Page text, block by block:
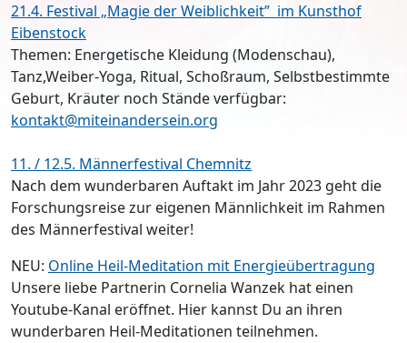
21.4. Festival „Magie der Weiblichkeit” im Kunsthof
Eibenstock
Themen: Energetische Kleidung (Modenschau),
Tanz,Weiber-Yoga, Ritual, Schoßraum, Selbstbestimmte
Geburt, Kräuter noch Stände verfügbar:
kontakt@miteinandersein.org
11. / 12.5. Männerfestival Chemnitz
Nach dem wunderbaren Auftakt im Jahr 2023 geht die
Forschungsreise zur eigenen Männlichkeit im Rahmen
des Männerfestival weiter!
NEU: Online Heil-Meditation mit Energieübertragung
Unsere liebe Partnerin Cornelia Wanzek hat einen
Youtube-Kanal eröffnet. Hier kannst Du an ihren
wunderbaren Heil-Meditationen teilnehmen.